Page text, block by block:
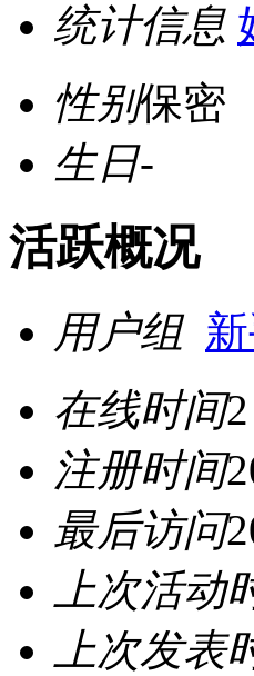
统计信息
性别保密
生日-
活跃概况
用户组
在线时间
注册时间
最后访问
上次活动
上次发表